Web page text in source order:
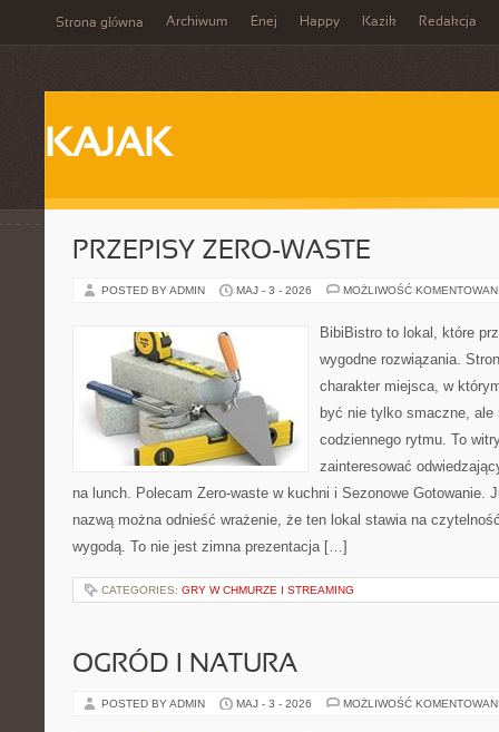
Strona główna Archiwum Enej Happy Kazik Redakcja
KAJAK
PRZEPISY ZERO-WASTE
POSTED BY ADMIN MAJ - 3 - 2026 MOŻLIWOŚĆ
BibiBistro to lokal, które
wygodne rozwiązania.
charakter miejsca, w
być nie tylko smaczne, ale
codziennego rytmu. To
zainteresować
na lunch. Polecam Zero-waste w kuchni i Sezonowe Gotowanie.
nazwą można odnieść wrażenie, że ten lokal stawia na
wygodą. To nie jest zimna prezentacja […]
CATEGORIES: GRY W CHMURZE I STREAMING
OGRÓD I NATURA
POSTED BY ADMIN MAJ - 3 - 2026 MOŻLIWOŚĆ